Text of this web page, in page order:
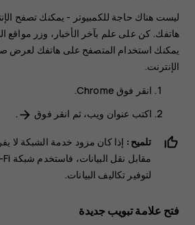
ليست هناك حاجة للكمبيوتر - يمكنك تصفح
هاتفك. كن على علم بآخر الأخبار، وزر مواقع
يمكنك استخدام المتصفح على هاتفك لعرض
الإنترنت.
انقر فوق Chrome
.
اكتب عنوان ويب، ثم انقر فوق arrow_forward
.
تلميح: إذا كان مزود خدمة الشبكة لا
لتوفير تكاليف البيانات.
فتح علامة تبويب جديدة